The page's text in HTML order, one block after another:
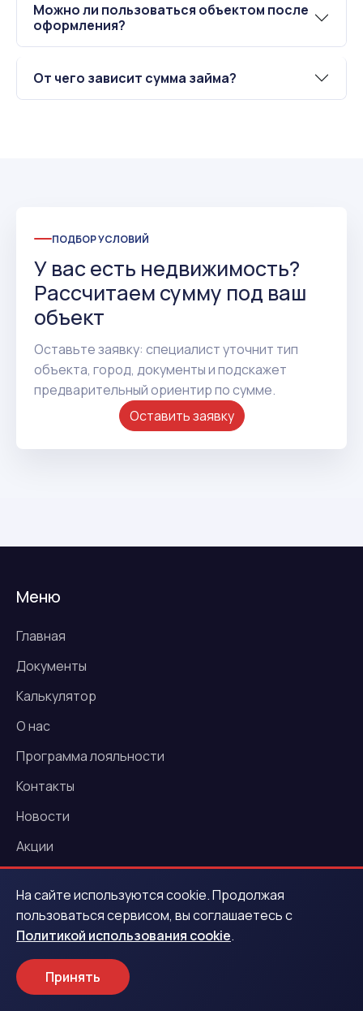
Можно ли пользоваться объектом после
оформления?
От чего зависит сумма займа?
ПОДБОР УСЛОВИЙ
У вас есть недвижимость?
Рассчитаем сумму под ваш
объект
Оставьте заявку: специалист уточнит тип
объекта, город, документы и подскажет
предварительный ориентир по сумме.
Оставить заявку
Меню
Главная
Документы
Калькулятор
О нас
Программа лояльности
Контакты
Новости
Акции
Услуги
Деньги под залог ПТС
Деньги под залог автомобиля
Выездная оценка авто
На сайте используются cookie. Продолжая
пользоваться сервисом, вы соглашаетесь с
Политикой использования cookie.
Принять